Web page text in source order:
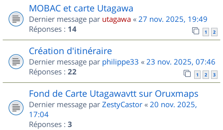
MOBAC et carte Utagawa
Dernier message par utagawa « 27 nov. 2025, 19:49
Réponses : 14 1 2
Création d'itinéraire
Dernier message par philippe33 « 23 nov. 2025, 07:46
Réponses : 22 1 2 3
Fond de Carte Utagawavtt sur Oruxmaps
Dernier message par ZestyCastor « 20 nov. 2025,
17:04
Réponses : 3